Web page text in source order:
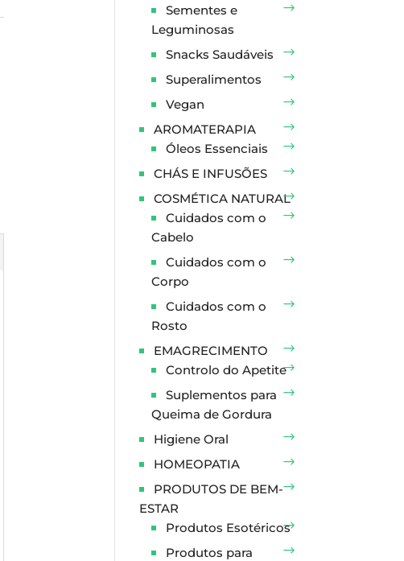
Sementes e
Leguminosas
Snacks Saudáveis
Superalimentos
Vegan
AROMATERAPIA
Óleos Essenciais
CHÁS E INFUSÕES
COSMÉTICA NATURAL
Cuidados com o
Cabelo
Cuidados com o
Corpo
Cuidados com o
Rosto
EMAGRECIMENTO
Controlo do Apetite
Suplementos para
Queima de Gordura
Higiene Oral
HOMEOPATIA
PRODUTOS DE BEM-
ESTAR
Produtos Esotéricos
Produtos para